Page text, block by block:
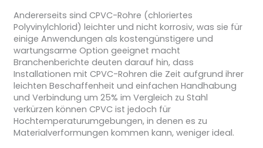
Andererseits sind CPVC-Rohre (chloriertes
Polyvinylchlorid) leichter und nicht korrosiv, was sie für
einige Anwendungen als kostengünstigere und
wartungsarme Option geeignet macht
Branchenberichte deuten darauf hin, dass
Installationen mit CPVC-Rohren die Zeit aufgrund ihrer
leichten Beschaffenheit und einfachen Handhabung
und Verbindung um 25% im Vergleich zu Stahl
verkürzen können CPVC ist jedoch für
Hochtemperaturumgebungen, in denen es zu
Materialverformungen kommen kann, weniger ideal.